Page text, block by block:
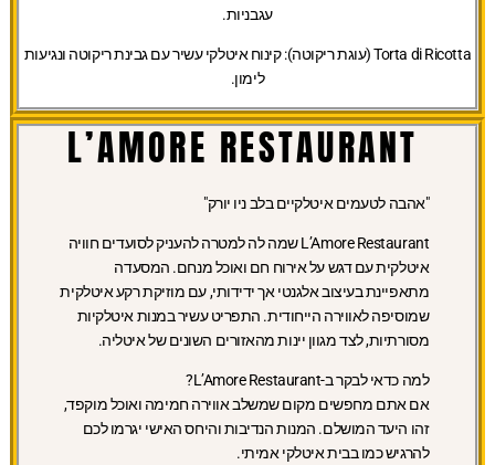
עגבניות.
Torta di Ricotta (עוגת ריקוטה):
קינוח איטלקי עשיר עם גבינת ריקוטה ונגיעות
לימון.
L’AMORE RESTAURANT
"אהבה לטעמים איטלקיים בלב ניו יורק"
L’Amore Restaurant שמה לה למטרה להעניק לסועדים חוויה
איטלקית עם דגש על אירוח חם ואוכל מנחם. המסעדה
מתאפיינת בעיצוב אלגנטי אך ידידותי, עם מוזיקת רקע איטלקית
שמוסיפה לאווירה הייחודית. התפריט עשיר במנות איטלקיות
מסורתיות, לצד מגוון יינות מהאזורים השונים של איטליה.
למה כדאי לבקר ב-L’Amore Restaurant?
אם אתם מחפשים מקום שמשלב אווירה חמימה ואוכל מוקפד,
זהו היעד המושלם. המנות הנדיבות והיחס האישי יגרמו לכם
להרגיש כמו בבית איטלקי אמיתי.